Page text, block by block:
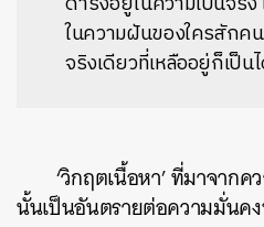
ในความฝันของใครสักค
จริงเดียวที่เหลืออยู่ก็เป็น
‘วิกฤตเนื้อหา’ ที่มาจาก
นั้นเป็นอันตรายต่อความมั่นคง